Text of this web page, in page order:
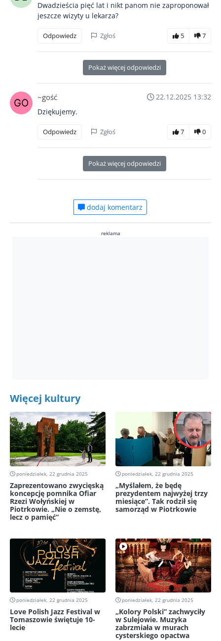
Dwadzieścia pięć lat i nikt panom nie zaproponował
jeszcze wizyty u lekarza?
Odpowiedz Zgłoś 5 7
Pokaż więcej odpowiedzi
~gość
22.12.2025 13:32
Dziękujemy.
Odpowiedz Zgłoś 7 0
Pokaż więcej odpowiedzi
dodaj komentarz
reklama
Więcej kultury
poniedziałek, 22 grudnia 2025
Zaprezentowano zwycięską
koncepcję pomnika Ofiar
Rzezi Wołyńskiej w
Piotrkowie. „Nie o zemstę,
lecz o pamięć”
poniedziałek, 22 grudnia 2025
„Myślałem, że będę
prezydentem najwyżej trzy
miesiące”. Tak rodził się
samorząd w Piotrkowie
poniedziałek, 22 grudnia 2025
Love Polish Jazz Festival w
Tomaszowie świętuje 10-
lecie
poniedziałek, 22 grudnia 2025
„Kolory Polski” zachwyciły
w Sulejowie. Muzyka
zabrzmiała w murach
cysterskiego opactwa